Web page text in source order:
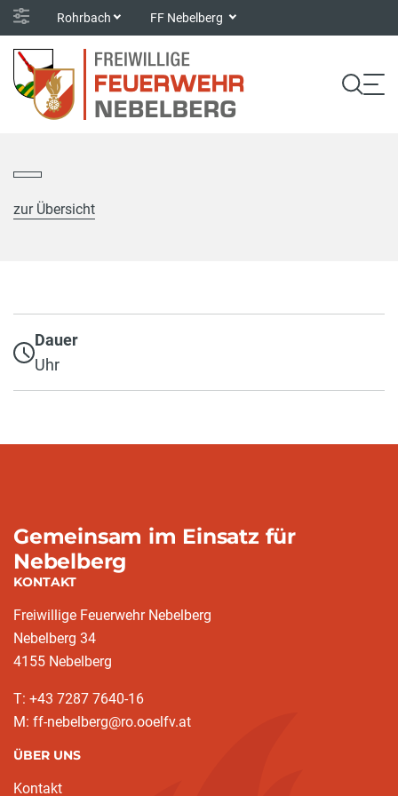
Rohrbach FF Nebelberg
zur Übersicht
Dauer
Uhr
Gemeinsam im Einsatz für
Nebelberg
KONTAKT
Freiwillige Feuerwehr Nebelberg
Nebelberg 34
4155 Nebelberg
T: +43 7287 7640-16
M: ff-nebelberg@ro.ooelfv.at
ÜBER UNS
Kontakt